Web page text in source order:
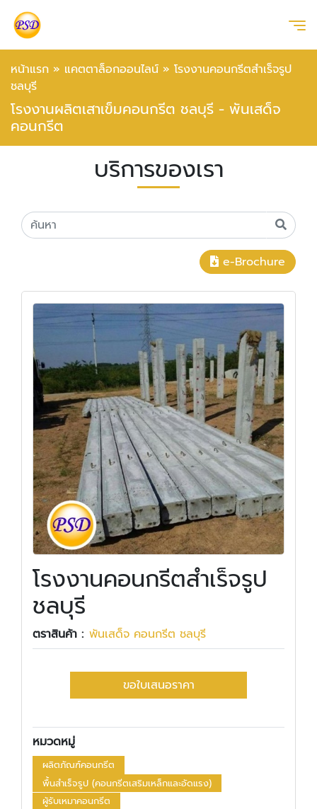
หน้าแรก » แคตตาล็อกออนไลน์ » โรงงานคอนกรีตสำเร็จรูป
ชลบุรี
โรงงานผลิตเสาเข็มคอนกรีต ชลบุรี - พันเสด็จ
คอนกรีต
บริการของเรา
e-Brochure
โรงงานคอนกรีตสำเร็จรูป
ชลบุรี
ตราสินค้า : พันเสด็จ คอนกรีต ชลบุรี
ขอใบเสนอราคา
หมวดหมู่
ผลิตภัณฑ์คอนกรีต
พื้นสำเร็จรูป (คอนกรีตเสริมเหล็กและอัดแรง)
ผู้รับเหมาคอนกรีต